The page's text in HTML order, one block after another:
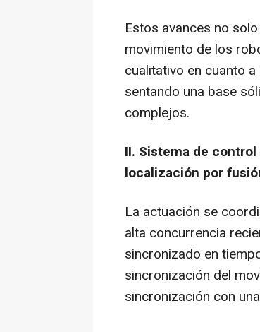
Estos avances no
movimiento de los
cualitativo en cuanto
sentando una base
complejos.
II. Sistema de
localización por
La actuación se
alta concurrencia
sincronizado en
sincronización del
sincronización con